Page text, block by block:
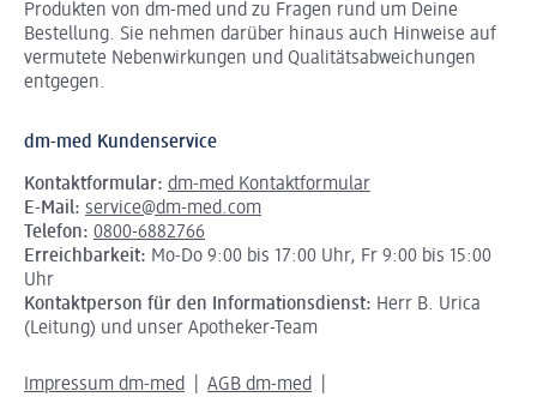
Produkten von dm-med und zu Fragen rund um Deine
Bestellung. Sie nehmen darüber hinaus auch Hinweise auf
vermutete Nebenwirkungen und Qualitätsabweichungen
entgegen.
dm-med Kundenservice
Kontaktformular: dm-med Kontaktformular
E-Mail: service@dm-med.com
Telefon: 0800-6882766
Erreichbarkeit: Mo-Do 9:00 bis 17:00 Uhr, Fr 9:00 bis 15:00
Uhr
Kontaktperson für den Informationsdienst: Herr B. Urica
(Leitung) und unser Apotheker-Team
Impressum dm-med
AGB dm-med